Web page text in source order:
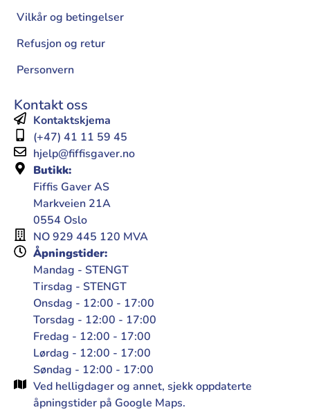
Vilkår og betingelser
Refusjon og retur
Personvern
Kontakt oss
Kontaktskjema
(+47) 41 11 59 45
hjelp@fiffisgaver.no
Butikk:
Fiffis Gaver AS
Markveien 21A
0554 Oslo
NO 929 445 120 MVA
Åpningstider:
Mandag - STENGT
Tirsdag - STENGT
Onsdag - 12:00 - 17:00
Torsdag - 12:00 - 17:00
Fredag - 12:00 - 17:00
Lørdag - 12:00 - 17:00
Søndag - 12:00 - 17:00
Ved helligdager og annet, sjekk oppdaterte
åpningstider på Google Maps.